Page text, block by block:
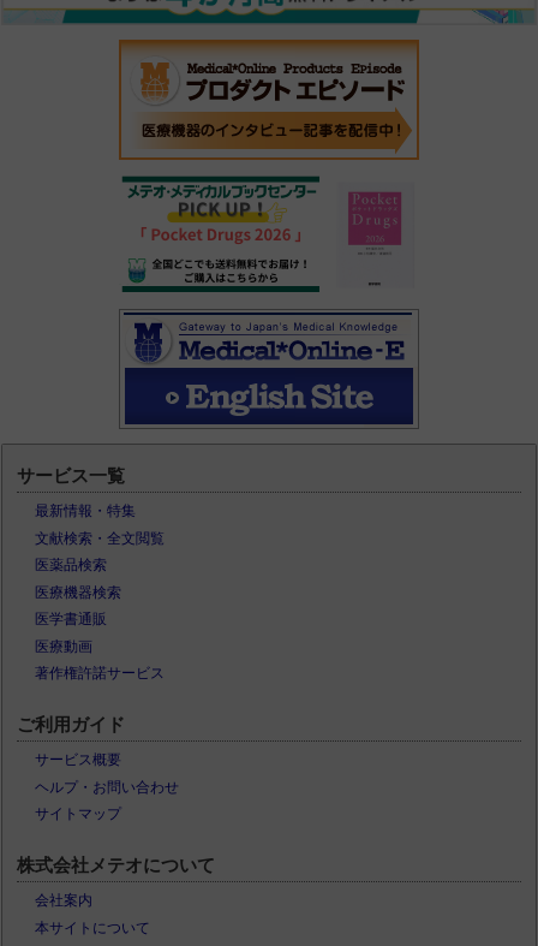
サービス一覧
最新情報・特集
文献検索・全文閲覧
医薬品検索
医療機器検索
医学書通販
医療動画
著作権許諾サービス
ご利用ガイド
サービス概要
ヘルプ・お問い合わせ
サイトマップ
株式会社メテオについて
会社案内
本サイトについて